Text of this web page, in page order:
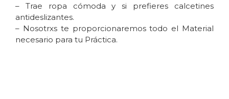
– Trae ropa cómoda y si prefieres calcetines
antideslizantes.
– Nosotrxs te proporcionaremos todo el Material
necesario para tu Práctica.